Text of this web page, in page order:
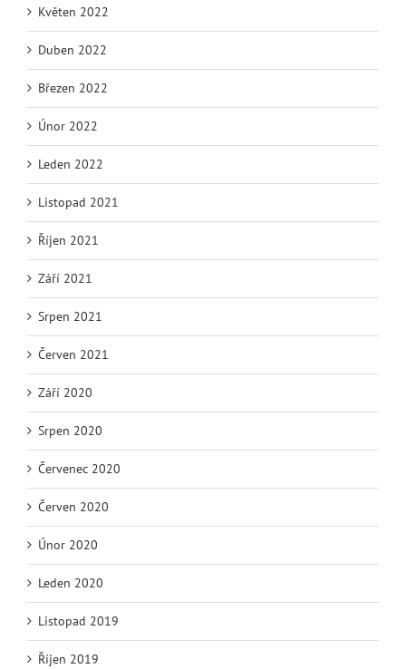
Květen 2022
Duben 2022
Březen 2022
Únor 2022
Leden 2022
Listopad 2021
Říjen 2021
Září 2021
Srpen 2021
Červen 2021
Září 2020
Srpen 2020
Červenec 2020
Červen 2020
Únor 2020
Leden 2020
Listopad 2019
Říjen 2019